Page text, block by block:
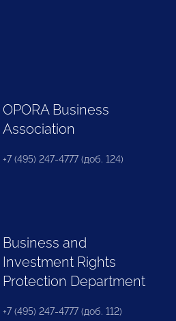
OPORA Business
Association
+7 (495) 247-4777 (доб. 124)
Business and
Investment Rights
Protection Department
+7 (495) 247-4777 (доб. 112)